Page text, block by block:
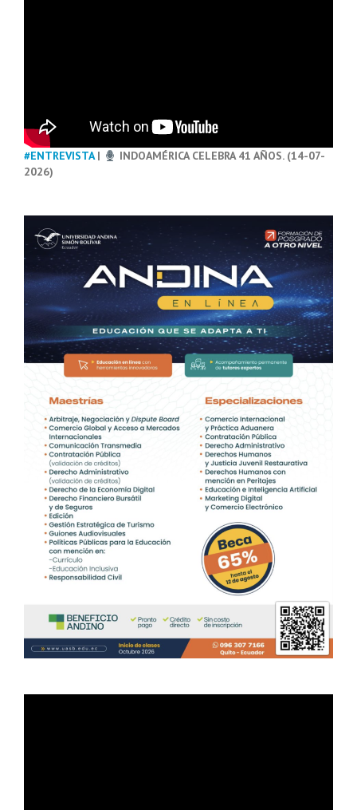
#ENTREVISTA|
INDOAMÉRICA CELEBRA 41 AÑOS. (14-07-
2026)